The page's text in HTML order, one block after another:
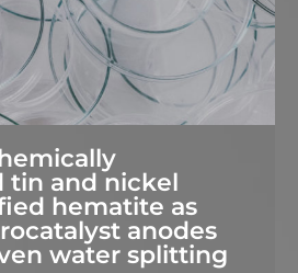
tin and nickel
hematite as
anodes
water splitting